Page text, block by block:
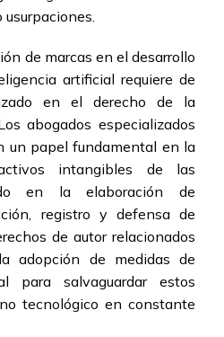
de marcas en el desarrollo
artificial requiere de
en el derecho de la
abogados especializados
un papel fundamental en la
intangibles de las
en la elaboración de
registro y defensa de
de autor relacionados
adopción de medidas de
para salvaguardar estos
tecnológico en constante